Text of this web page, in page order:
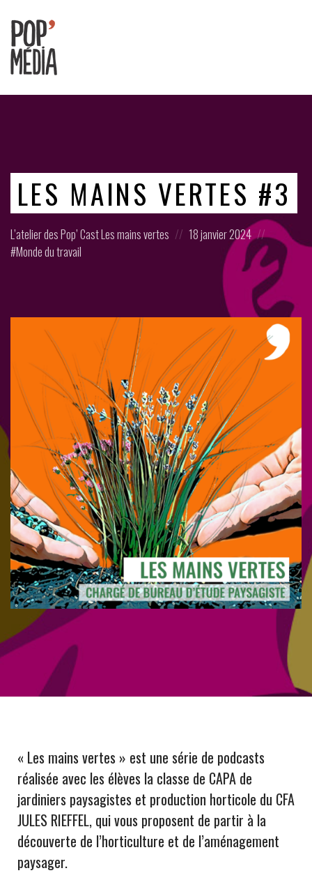
nos
LES MAINS VERTES #3
Posted
in:
L’atelier des Pop’ CastLes mains vertes
Posted
18 janvier 2024
Posted
Monde du travail
« Les mains vertes » est une série de podcasts
réalisée avec les élèves la classe de CAPA de
jardiniers paysagistes et production horticole du CFA
JULES RIEFFEL, qui vous proposent de partir à la
découverte de l’horticulture et de l’aménagement
paysager.